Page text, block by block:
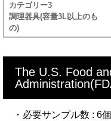
カテゴリー3
調理器具(容量3L以上のも
の)
The U.S. Food
・必要サンプル数 : 6